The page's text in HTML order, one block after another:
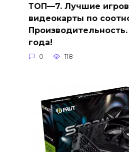
ТОП—7. Лучшие
видеокарты по
года!
0 118